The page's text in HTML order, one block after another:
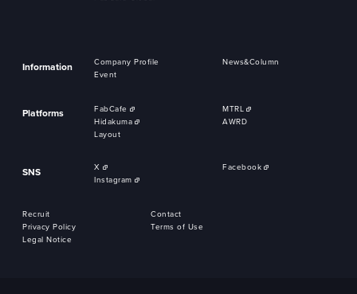
Information Company Profile
News&Column
Event
Platforms FabCafe
MTRL
Hidakuma
AWRD
Layout
SNS X
Facebook
Instagram
Recruit
Contact
Privacy Policy
Terms of Use
Legal Notice